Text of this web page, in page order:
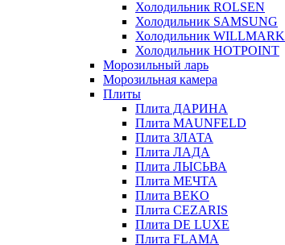
Холодильник ROLSEN
Холодильник SAMSUNG
Холодильник WILLMARK
Холодильник HOTPOINT
Морозильный ларь
Морозильная камера
Плиты
Плита ДАРИНА
Плита MAUNFELD
Плита ЗЛАТА
Плита ЛАДА
Плита ЛЫСЬВА
Плита МЕЧТА
Плита BEKO
Плита CEZARIS
Плита DE LUXE
Плита FLAMA